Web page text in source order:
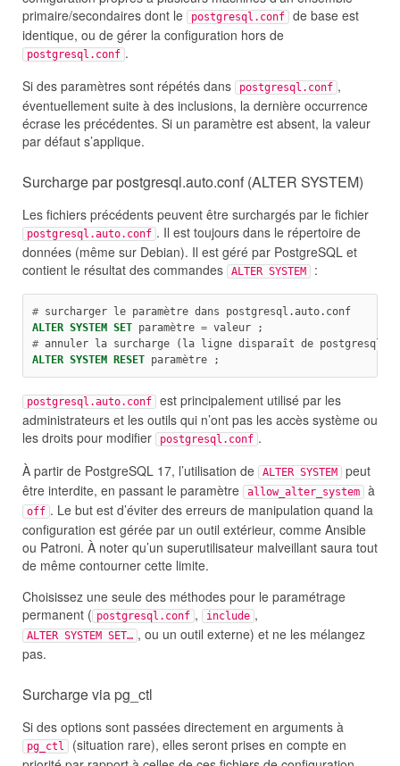
primaire/secondaires dont le
postgresql.conf
de base est
identique, ou de gérer la configuration hors de
postgresql.conf .
Si des paramètres sont répétés dans
postgresql.conf ,
éventuellement suite à des inclusions, la dernière occurrence
écrase les précédentes. Si un paramètre est absent, la valeur
par défaut s’applique.
Surcharge par postgresql.auto.conf (ALTER SYSTEM)
Les fichiers précédents peuvent être surchargés par le fichier
postgresql.auto.conf . Il est toujours dans le répertoire de
données (même sur Debian). Il est géré par PostgreSQL et
contient le résultat des commandes
ALTER SYSTEM :
# surcharger le paramètre dans postgresql.auto.conf
ALTER SYSTEM SET paramètre = valeur ;
# annuler la surcharge (la ligne disparaît de
ALTER SYSTEM RESET paramètre ;
postgresql.auto.conf
est principalement utilisé par les
administrateurs et les outils qui n’ont pas les accès système ou
les droits pour modifier
postgresql.conf .
À partir de PostgreSQL 17, l’utilisation de
ALTER SYSTEM
peut
être interdite, en passant le paramètre
allow_alter_system à
off . Le but est d’éviter des erreurs de manipulation quand la
configuration est gérée par un outil extérieur, comme Ansible
ou Patroni. À noter qu’un superutilisateur malveillant saura tout
de même contourner cette limite.
Choisissez une seule des méthodes pour le paramétrage
permanent ( postgresql.conf , include ,
ALTER SYSTEM SET… , ou un outil externe) et ne les mélangez
pas.
Surcharge via pg_ctl
Si des options sont passées directement en arguments à
pg_ctl
(situation rare), elles seront prises en compte en